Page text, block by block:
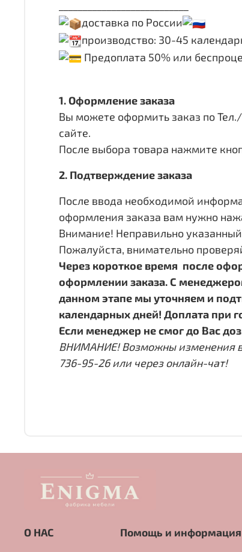
доставка по России
производство: 30-45
Предоплата 50% или
1. Оформление заказа
Вы можете оформить заказ по
сайте.
После выбора товара нажмите
2. Подтверждение заказа
После ввода необходимой
оформления заказа вам нужно
Внимание! Неправильно
Пожалуйста, внимательно
Через короткое время после
оформлении заказа. С
данном этапе мы уточняем и
календарных дней! Доплата при
Если менеджер не смог до Вас
ВНИМАНИЕ! Возможны изменения в
736-95-26 или через онлайн-чат!
О НАС Помощь и информация